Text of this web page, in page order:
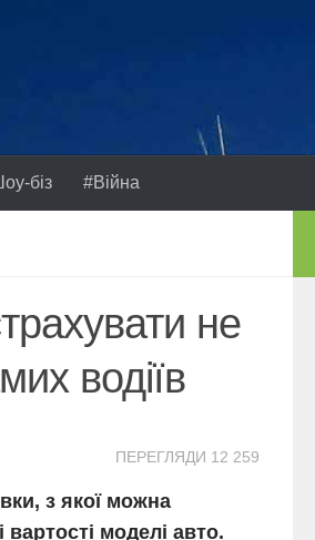
біз #Війна
не
водіїв
ПЕРЕГЛЯДИ 12 259
з якої можна
моделі авто.